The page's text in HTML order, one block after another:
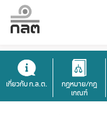
เกี่ยวกับ ก.ล.ต.
กฎหมาย/กฎ
เกณฑ์